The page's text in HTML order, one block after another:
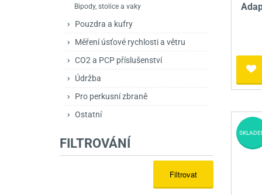
Brokovnice
Kuše
Obranné prostředky
Bipody, stolice a vaky
Pouzdra a kufry
Měření úsťové rychlosti a větru
CO2 a PCP příslušenství
Údržba
Pro perkusní zbraně
Ostatní
FILTROVÁNÍ
Filtrovat